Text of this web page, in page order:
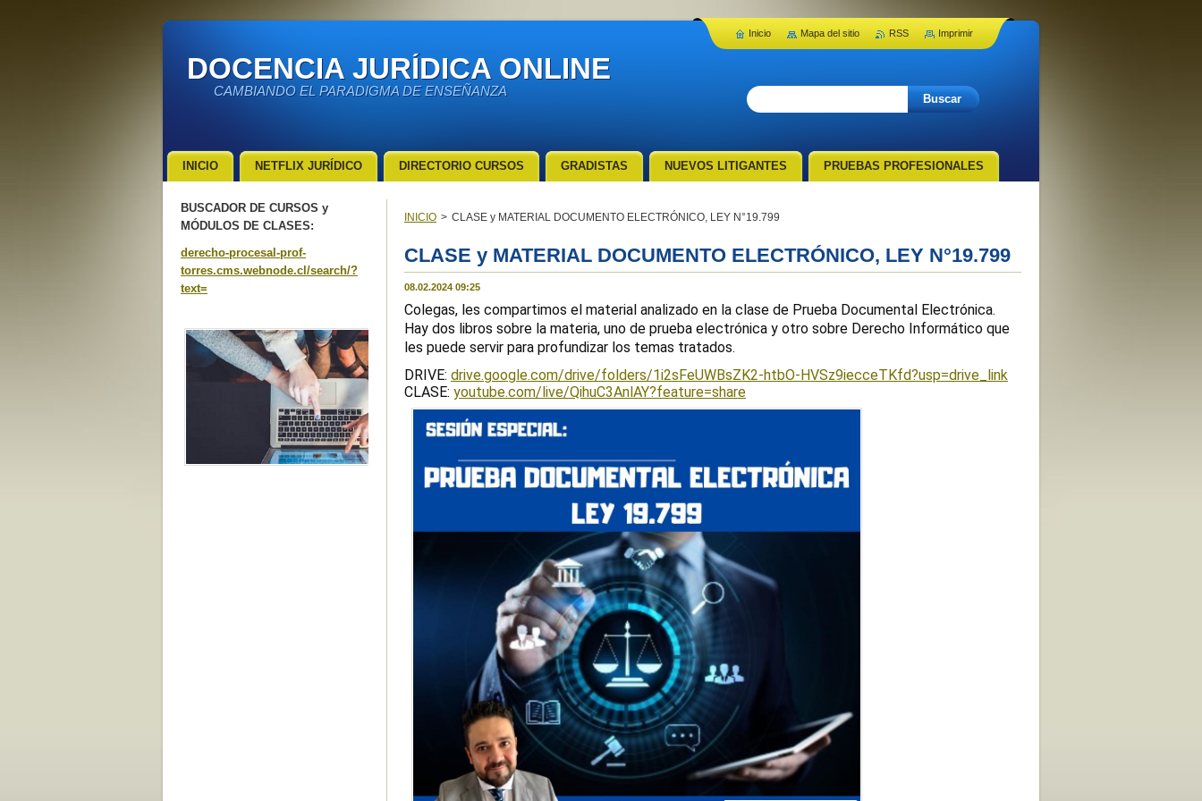
DOCENCIA JURÍDICA ONLINE
CAMBIANDO EL PARADIGMA DE ENSEÑANZA
INICIO > CLASE y MATERIAL DOCUMENTO ELECTRÓNICO, LEY N°19.799
CLASE y MATERIAL DOCUMENTO ELECTRÓNICO, LEY N°19.799
08.02.2024 09:25
Colegas, les compartimos el material analizado en la clase de Prueba Documental Electrónica.
Hay dos libros sobre la materia, uno de prueba electrónica y otro sobre Derecho Informático que
les puede servir para profundizar los temas tratados.
DRIVE: drive.google.com/drive/folders/1i2sFeUWBsZK2-htbO-HVSz9iecceTKfd?usp=drive_link
CLASE: youtube.com/live/QihuC3AnlAY?feature=share
BUSCADOR DE CURSOS y
MÓDULOS DE CLASES:
derecho-procesal-prof-
torres.cms.webnode.cl/search/?
text=
INICIO NETFLIX JURÍDICO DIRECTORIO CURSOS GRADISTAS NUEVOS LITIGANTES PRUEBAS PROFESIONALES
Inicio Mapa del sitio RSS Imprimir